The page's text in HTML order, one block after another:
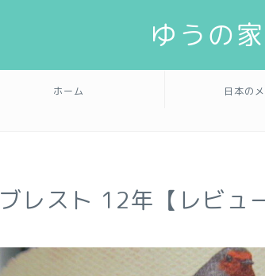
ゆうの
ホーム 日本の
レスト 12年【レビュ